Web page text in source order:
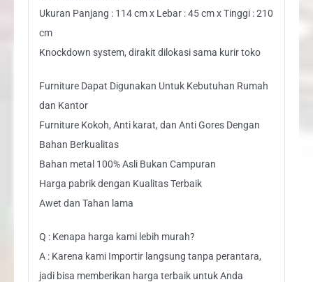
Ukuran Panjang : 114 cm x Lebar : 45 cm x Tinggi : 210
cm
Knockdown system, dirakit dilokasi sama kurir toko
Furniture Dapat Digunakan Untuk Kebutuhan Rumah
dan Kantor
Furniture Kokoh, Anti karat, dan Anti Gores Dengan
Bahan Berkualitas
Bahan metal 100% Asli Bukan Campuran
Harga pabrik dengan Kualitas Terbaik
Awet dan Tahan lama
Q : Kenapa harga kami lebih murah?
A : Karena kami Importir langsung tanpa perantara,
jadi bisa memberikan harga terbaik untuk Anda